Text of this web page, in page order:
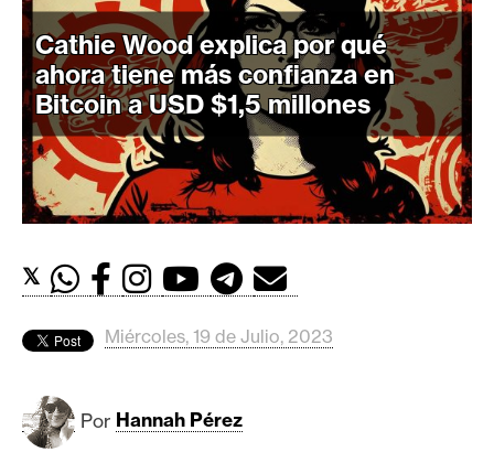
i
p
t
o
M
e
r
c
o
i
Cathie Wood explica por qué
ahora tiene más confianza en
Bitcoin a USD $1,5 millones
𝕏
Miércoles, 19 de Julio, 2023
Por Hannah Pérez